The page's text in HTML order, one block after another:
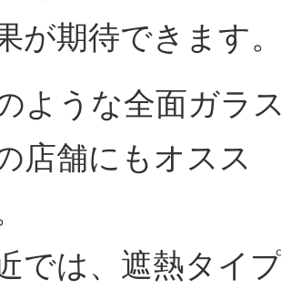
が期待できます
ような全面ガラ
店舗にもオスス
では、遮熱タイ